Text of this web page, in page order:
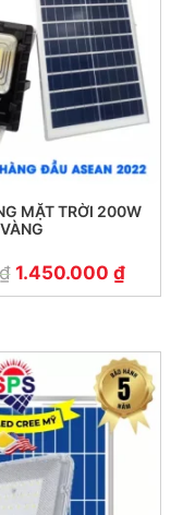
MẶT TRỜI 200W
1.450.000 ₫